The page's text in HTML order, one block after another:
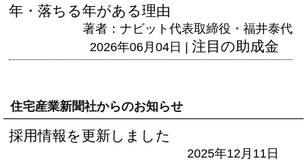
年・落ちる年がある理由
著者：ナビット代表取締役・福井泰代
2026年06月04日 | 注目の助成金
住宅産業新聞社からのお知らせ
採用情報を更新しました
2025年12月11日